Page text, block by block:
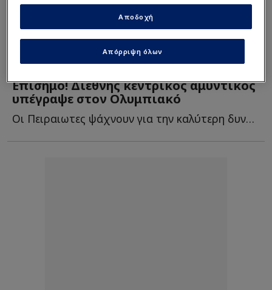
Volley| 08/08/2025 - 13:34
Επίσημο! Διεθνής κεντρικός αμυντικός
υπέγραψε στον Ολυμπιακό
Οι Πειραιωτες ψάχνουν για την καλύτερη δυνατή ενίσχυση ε...
Απόρριψη όλων
Αποδοχή